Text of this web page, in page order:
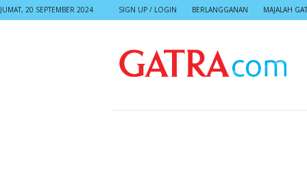
JUMAT, 20 SEPTEMBER 2024 SIGN UP / LOGIN BERLANGGANAN MAJALAH